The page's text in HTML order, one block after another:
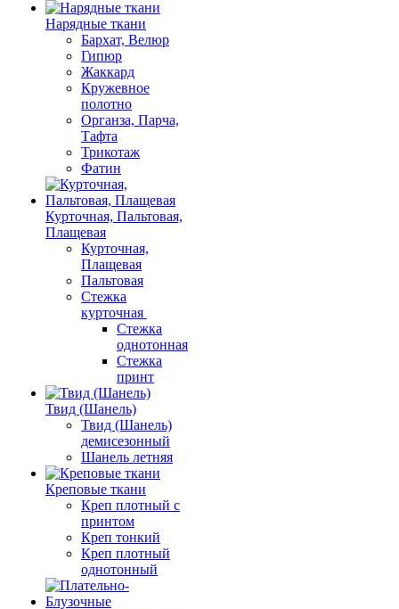
Нарядные ткани
Бархат, Велюр
Гипюр
Жаккард
Кружевное
полотно
Органза, Парча,
Тафта
Трикотаж
Фатин
Курточная, Пальтовая,
Плащевая
Курточная,
Плащевая
Пальтовая
Стежка
курточная
Стежка
однотонная
Стежка
принт
Твид (Шанель)
Твид (Шанель)
демисезонный
Шанель летняя
Креповые ткани
Креп плотный с
принтом
Креп тонкий
Креп плотный
однотонный